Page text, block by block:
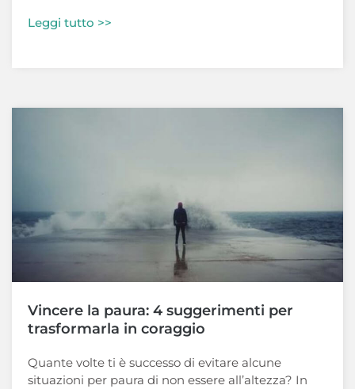
Leggi tutto >>
Vincere la paura: 4 suggerimenti per
trasformarla in coraggio
Quante volte ti è successo di evitare alcune
situazioni per paura di non essere all’altezza? In